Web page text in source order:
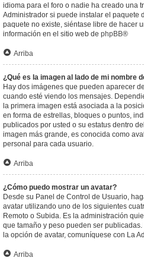
idioma para el foro o nadie ha creado una
Administrador si puede instalar el paquete
paquete no existe, siéntase libre de hacer
información en el sitio web de phpBB®
Arriba
¿Qué es la imagen al lado de mi nombre
Hay dos imágenes que pueden aparecer
cuando esté viendo los mensajes.
la primera imagen está asociada a la
en forma de estrellas, bloques o puntos,
publicados por usted o su estatus dentro
imagen más grande, es conocida como
personal para cada usuario.
Arriba
¿Cómo puedo mostrar un avatar?
Desde su Panel de Control de Usuario,
avatar utilizando uno de los siguientes
Remoto o Subida. Es la administración
que tamaño y peso pueden ser
la opción de avatar, comuníquese con La
Arriba